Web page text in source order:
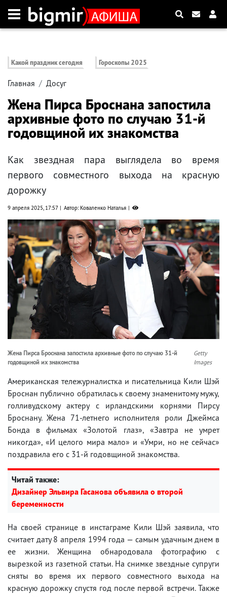
Какой праздник сегодня Гороскопы 2025
Главная Досуг
Жена Пирса Броснана запостила
архивные фото по случаю 31-й
годовщиной их знакомства
Как звездная пара выглядела во время
первого совместного выхода на красную
дорожку
9 апреля 2025, 17:57 Автор: Коваленко Наталья
Жена Пирса Броснана запостила архивные фото по случаю 31-й
годовщиной их знакомства
Getty
Images
Американская тележурналистка и писательница Кили Шэй
Броснан публично обратилась к своему знаменитому мужу,
голливудскому актеру с ирландскими корнями Пирсу
Броснану. Жена 71-летнего исполнителя роли Джеймса
Бонда в фильмах «Золотой глаз», «Завтра не умрет
никогда», «И целого мира мало» и «Умри, но не сейчас»
поздравила его с 31-й годовщиной знакомства.
Читай также:
Дизайнер Эльвира Гасанова объявила о второй
беременности
На своей странице в инстаграме Кили Шэй заявила, что
считает дату 8 апреля 1994 года — самым удачным днем в
ее жизни. Женщина обнародовала фотографию с
вырезкой из газетной статьи. На снимке звездные супруги
сняты во время их первого совместного выхода на
красную дорожку спустя год после первой встречи. Также